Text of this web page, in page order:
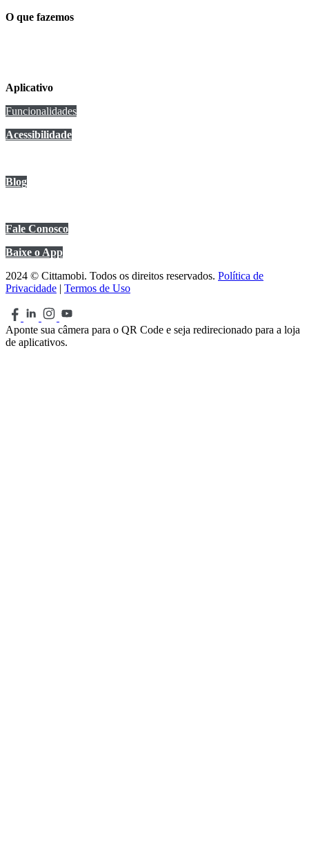
O que fazemos
Aplicativo
Funcionalidades
Acessibilidade
Blog
Fale Conosco
Baixe o App
2024 © Cittamobi. Todos os direitos reservados. Política de
Privacidade | Termos de Uso
Aponte sua câmera para o QR Code e seja redirecionado para a loja
de aplicativos.